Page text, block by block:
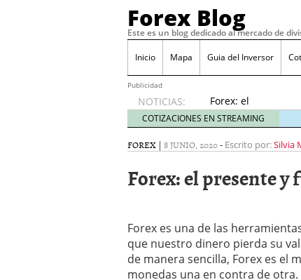
Forex Blog
Este es un blog dedicado al mercado de
Inicio Mapa Guia del Inversor
Publicidad
NOTICIAS:
Forex: el
presente
y futuro
para
crisis
Dividendos – QuÃ©
Â¿Se puede operar
Aplicaciones de
PsicologÃ­a y
COTIZACIONES EN STREAMING
FOREX | 8 JUNIO, 2020- Escrito por:Silvia
Forex: el presente
Forex es una de las
que nuestro dinero pierda su
de manera sencilla, Forex es el
monedas una en contra de otra.